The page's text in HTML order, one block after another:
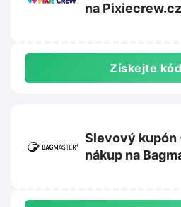
na Pixiecrew.cz
Získejte kód
Slevový kupón
nákup na